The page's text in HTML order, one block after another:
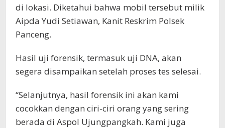
di lokasi. Diketahui bahwa mobil tersebut milik
Aipda Yudi Setiawan, Kanit Reskrim Polsek
Panceng.
Hasil uji forensik, termasuk uji DNA, akan
segera disampaikan setelah proses tes selesai.
“Selanjutnya, hasil forensik ini akan kami
cocokkan dengan ciri-ciri orang yang sering
berada di Aspol Ujungpangkah. Kami juga